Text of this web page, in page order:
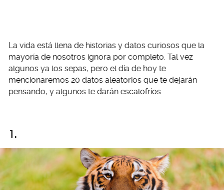
La vida está llena de historias y datos curiosos que la
mayoría de nosotros ignora por completo. Tal vez
algunos ya los sepas, pero el día de hoy te
mencionaremos 20 datos aleatorios que te dejarán
pensando, y algunos te darán escalofríos.
1.